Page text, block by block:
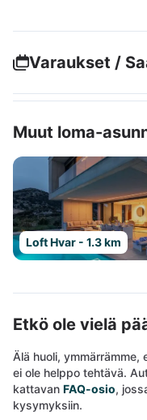
Varaukset /
Muut loma-
Loft Hvar - 1.3 km
Etkö ole vielä
Älä huoli, ymmärrämme,
ei ole helppo tehtävä.
kattavan FAQ-osio,
kysymyksiin.